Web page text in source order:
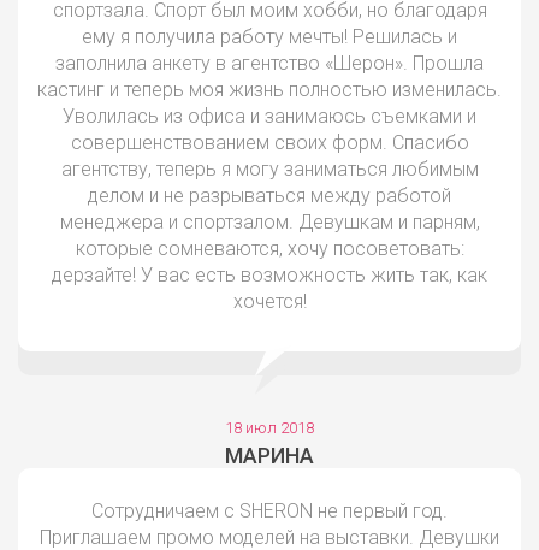
спортзала. Спорт был моим хобби, но благодаря
ему я получила работу мечты! Решилась и
заполнила анкету в агентство «Шерон». Прошла
кастинг и теперь моя жизнь полностью изменилась.
Уволилась из офиса и занимаюсь съемками и
совершенствованием своих форм. Спасибо
агентству, теперь я могу заниматься любимым
делом и не разрываться между работой
менеджера и спортзалом. Девушкам и парням,
которые сомневаются, хочу посоветовать:
дерзайте! У вас есть возможность жить так, как
хочется!
18 июл 2018
МАРИНА
Сотрудничаем с SHERON не первый год.
Приглашаем промо моделей на выставки. Девушки